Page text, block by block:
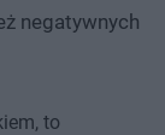
negatywnych
to